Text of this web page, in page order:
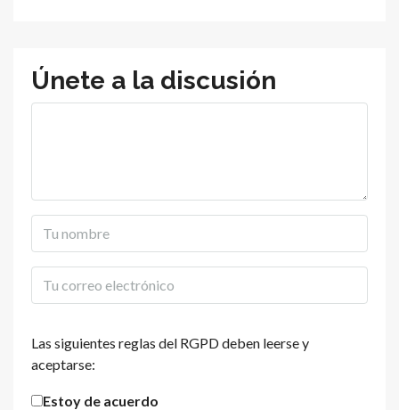
Únete a la discusión
Las siguientes reglas del RGPD deben leerse y
aceptarse:
Estoy de acuerdo